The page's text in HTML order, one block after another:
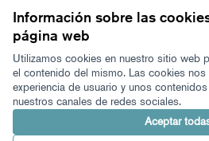
Información sobre las
página web
Utilizamos cookies en nuestro sitio web
el contenido del mismo. Las cookies nos
experiencia de usuario y unos
nuestros canales de redes sociales.
Aceptar
Términos y condiciones de uso
Configuración de cookies
Zeugaz en X
(Enlace externo)
Zeugaz en Facebook
(Enlace externo)
Zeugaz en Instagram
(Enlace externo)
Zeugaz en YouTube
(Enlace externo)
Zeugaz en GitHub
(Enlace externo)
Castellano
Aukeratu hizkuntzaElegir el idioma